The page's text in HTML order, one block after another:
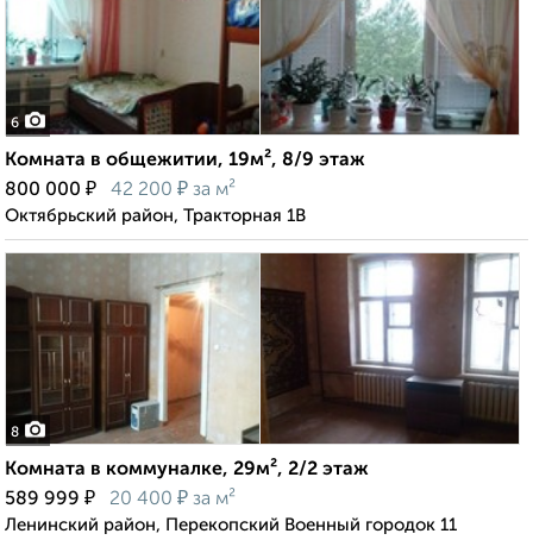
6
Комната в общежитии, 19м², 8/9 этаж
800 000 ₽ 42 200 ₽ за м²
Октябрьский район, Тракторная 1В
8
Комната в коммуналке, 29м², 2/2 этаж
589 999 ₽ 20 400 ₽ за м²
Ленинский район, Перекопский Военный городок 11